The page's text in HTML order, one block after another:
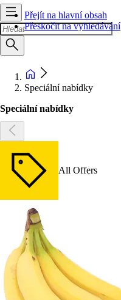
Přejít na hlavní obsah
Přeskočit na vyhledávání
Speciální nabídky
Speciální nabídky
All Offers